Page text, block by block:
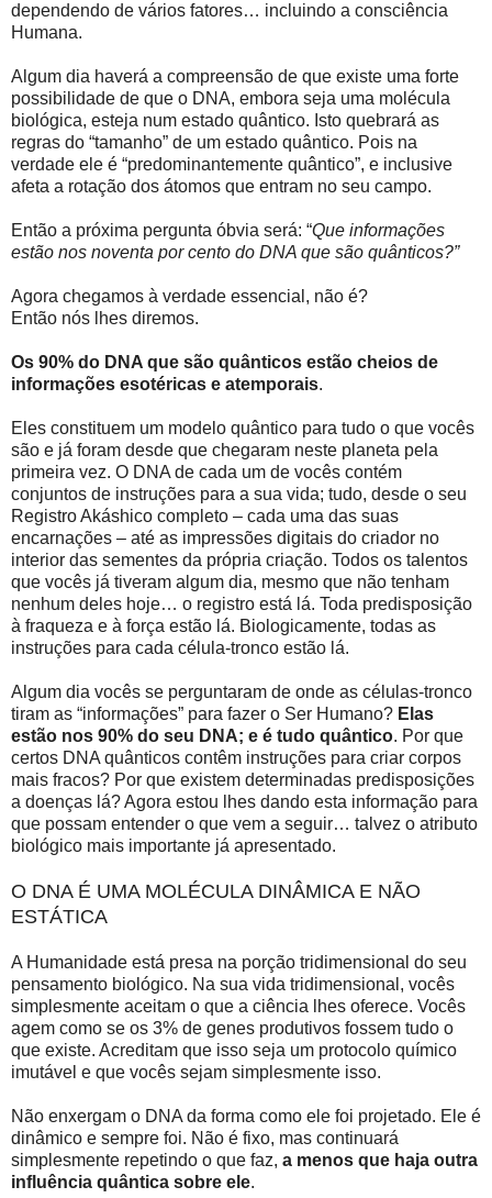
dependendo de vários fatores… incluindo a consciência
Humana.
Algum dia haverá a compreensão de que existe uma forte
possibilidade de que o DNA, embora seja uma molécula
biológica, esteja num estado quântico. Isto quebrará as
regras do “tamanho” de um estado quântico. Pois na
verdade ele é “predominantemente quântico”, e inclusive
afeta a rotação dos átomos que entram no seu campo.
Então a próxima pergunta óbvia será: “Que informações
estão nos noventa por cento do DNA que são quânticos?”
Agora chegamos à verdade essencial, não é?
Então nós lhes diremos.
Os 90% do DNA que são quânticos estão cheios de
informações esotéricas e atemporais.
Eles constituem um modelo quântico para tudo o que vocês
são e já foram desde que chegaram neste planeta pela
primeira vez. O DNA de cada um de vocês contém
conjuntos de instruções para a sua vida; tudo, desde o seu
Registro Akáshico completo – cada uma das suas
encarnações – até as impressões digitais do criador no
interior das sementes da própria criação. Todos os talentos
que vocês já tiveram algum dia, mesmo que não tenham
nenhum deles hoje… o registro está lá. Toda predisposição
à fraqueza e à força estão lá. Biologicamente, todas as
instruções para cada célula-tronco estão lá.
Algum dia vocês se perguntaram de onde as células-tronco
tiram as “informações” para fazer o Ser Humano? Elas
estão nos 90% do seu DNA; e é tudo quântico. Por que
certos DNA quânticos contêm instruções para criar corpos
mais fracos? Por que existem determinadas predisposições
a doenças lá? Agora estou lhes dando esta informação para
que possam entender o que vem a seguir… talvez o atributo
biológico mais importante já apresentado.
O DNA É UMA MOLÉCULA DINÂMICA E NÃO
ESTÁTICA
A Humanidade está presa na porção tridimensional do seu
pensamento biológico. Na sua vida tridimensional, vocês
simplesmente aceitam o que a ciência lhes oferece. Vocês
agem como se os 3% de genes produtivos fossem tudo o
que existe. Acreditam que isso seja um protocolo químico
imutável e que vocês sejam simplesmente isso.
Não enxergam o DNA da forma como ele foi projetado. Ele é
dinâmico e sempre foi. Não é fixo, mas continuará
simplesmente repetindo o que faz, a menos que haja outra
influência quântica sobre ele.